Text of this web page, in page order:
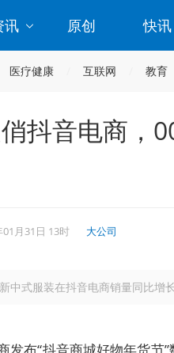
讯 原创 快讯
医疗健康 互联网 教育
抖音电商，
01月31日 13时 大公司
中式服装在抖音电商销量同比增